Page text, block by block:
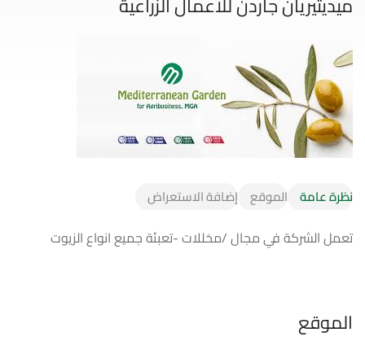
جاردن للاعمال الزراعية
نظرة عامة الموقع إضافة الاستعراض
تعمل الشركة في مجال /مخللات -تعبئة جميع انواع الزيوت
الموقع